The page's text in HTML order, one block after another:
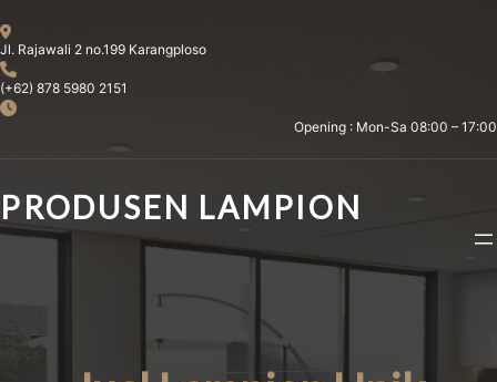
to
content
Jl. Rajawali 2 no.199 Karangploso
(+62) 878 5980 2151
Opening : Mon-Sa 08:00 – 17:00
PRODUSEN LAMPION